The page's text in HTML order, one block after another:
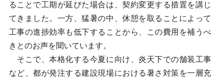
ることで工期が延びた場合は、契約変更する措置を講じ
てきました。一方、猛暑の中、休憩を取ることによって
工事の進捗効率も低下することから、この費用を補うべ
きとのお声を聞いています。
そこで、本格化する今夏に向け、炎天下での舗装工事
など、都が発注する建設現場における暑さ対策を一層充